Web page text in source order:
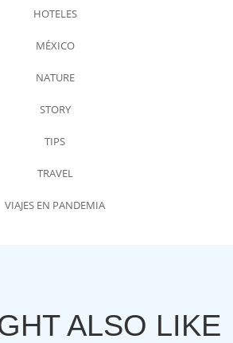
HOTELES
MÉXICO
NATURE
STORY
TIPS
TRAVEL
VIAJES EN PANDEMIA
ALSO LIKE